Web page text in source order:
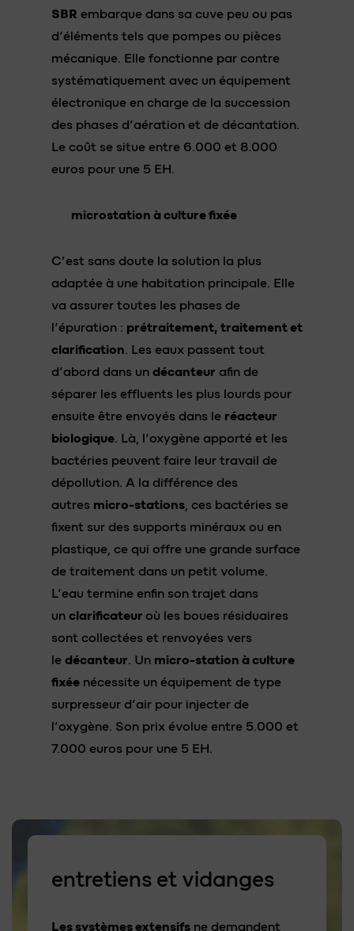
SBR embarque dans sa cuve peu ou pas
d’éléments tels que pompes ou pièces
mécanique. Elle fonctionne par contre
systématiquement avec un équipement
électronique en charge de la succession
des phases d’aération et de décantation.
Le coût se situe entre 6.000 et 8.000
euros pour une 5 EH.
microstation à culture fixée
C’est sans doute la solution la plus
adaptée à une habitation principale. Elle
va assurer toutes les phases de
l’épuration : prétraitement, traitement et
clarification. Les eaux passent tout
d’abord dans un décanteur afin de
séparer les effluents les plus lourds pour
ensuite être envoyés dans le réacteur
biologique. Là, l’oxygène apporté et les
bactéries peuvent faire leur travail de
dépollution. A la différence des
autres micro-stations, ces bactéries se
fixent sur des supports minéraux ou en
plastique, ce qui offre une grande surface
de traitement dans un petit volume.
L’eau termine enfin son trajet dans
un clarificateur où les boues résiduaires
sont collectées et renvoyées vers
le décanteur. Un micro-station à culture
fixée nécessite un équipement de type
surpresseur d’air pour injecter de
l’oxygène. Son prix évolue entre 5.000 et
7.000 euros pour une 5 EH.
entretiens et vidanges
Les systèmes extensifs ne demandent